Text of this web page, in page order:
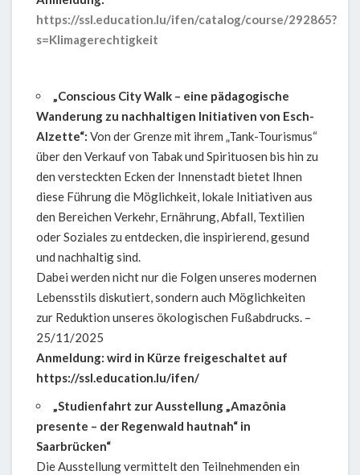
https://ssl.education.lu/ifen/catalog/course/292865?
s=Klimagerechtigkeit
„Conscious City Walk – eine pädagogische
Wanderung zu nachhaltigen Initiativen von Esch-
Alzette“: Von der Grenze mit ihrem „Tank-Tourismus“
über den Verkauf von Tabak und Spirituosen bis hin zu
den versteckten Ecken der Innenstadt bietet Ihnen
diese Führung die Möglichkeit, lokale Initiativen aus
den Bereichen Verkehr, Ernährung, Abfall, Textilien
oder Soziales zu entdecken, die inspirierend, gesund
und nachhaltig sind.
Dabei werden nicht nur die Folgen unseres modernen
Lebensstils diskutiert, sondern auch Möglichkeiten
zur Reduktion unseres ökologischen Fußabdrucks. –
25/11/2025
Anmeldung: wird in Kürze freigeschaltet auf
https://ssl.education.lu/ifen/
„Studienfahrt zur Ausstellung„Amazônia
presente – der Regenwald hautnah“ in
Saarbrücken“
Die Ausstellung vermittelt den Teilnehmenden ein